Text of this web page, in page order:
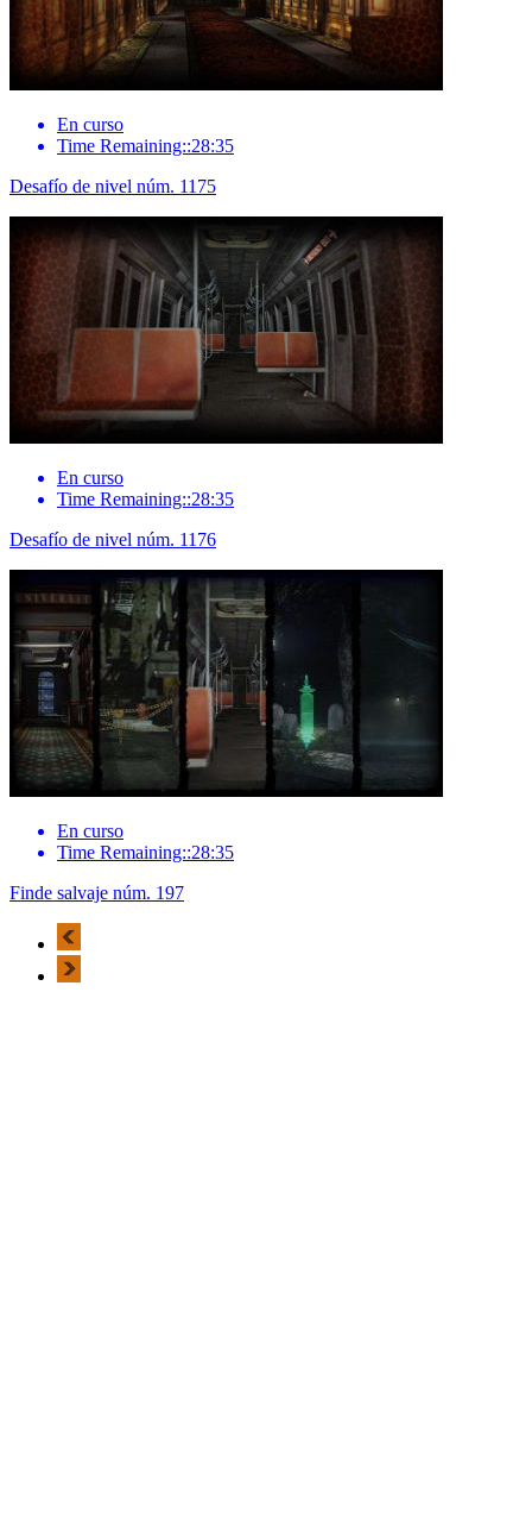
En curso
Time Remaining::28:35
Desafío de nivel núm. 1175
En curso
Time Remaining::28:35
Desafío de nivel núm. 1176
En curso
Time Remaining::28:35
Finde salvaje núm. 197